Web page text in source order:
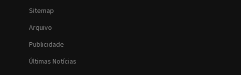
Sitemap
Arquivo
Publicidade
Últimas Notícias